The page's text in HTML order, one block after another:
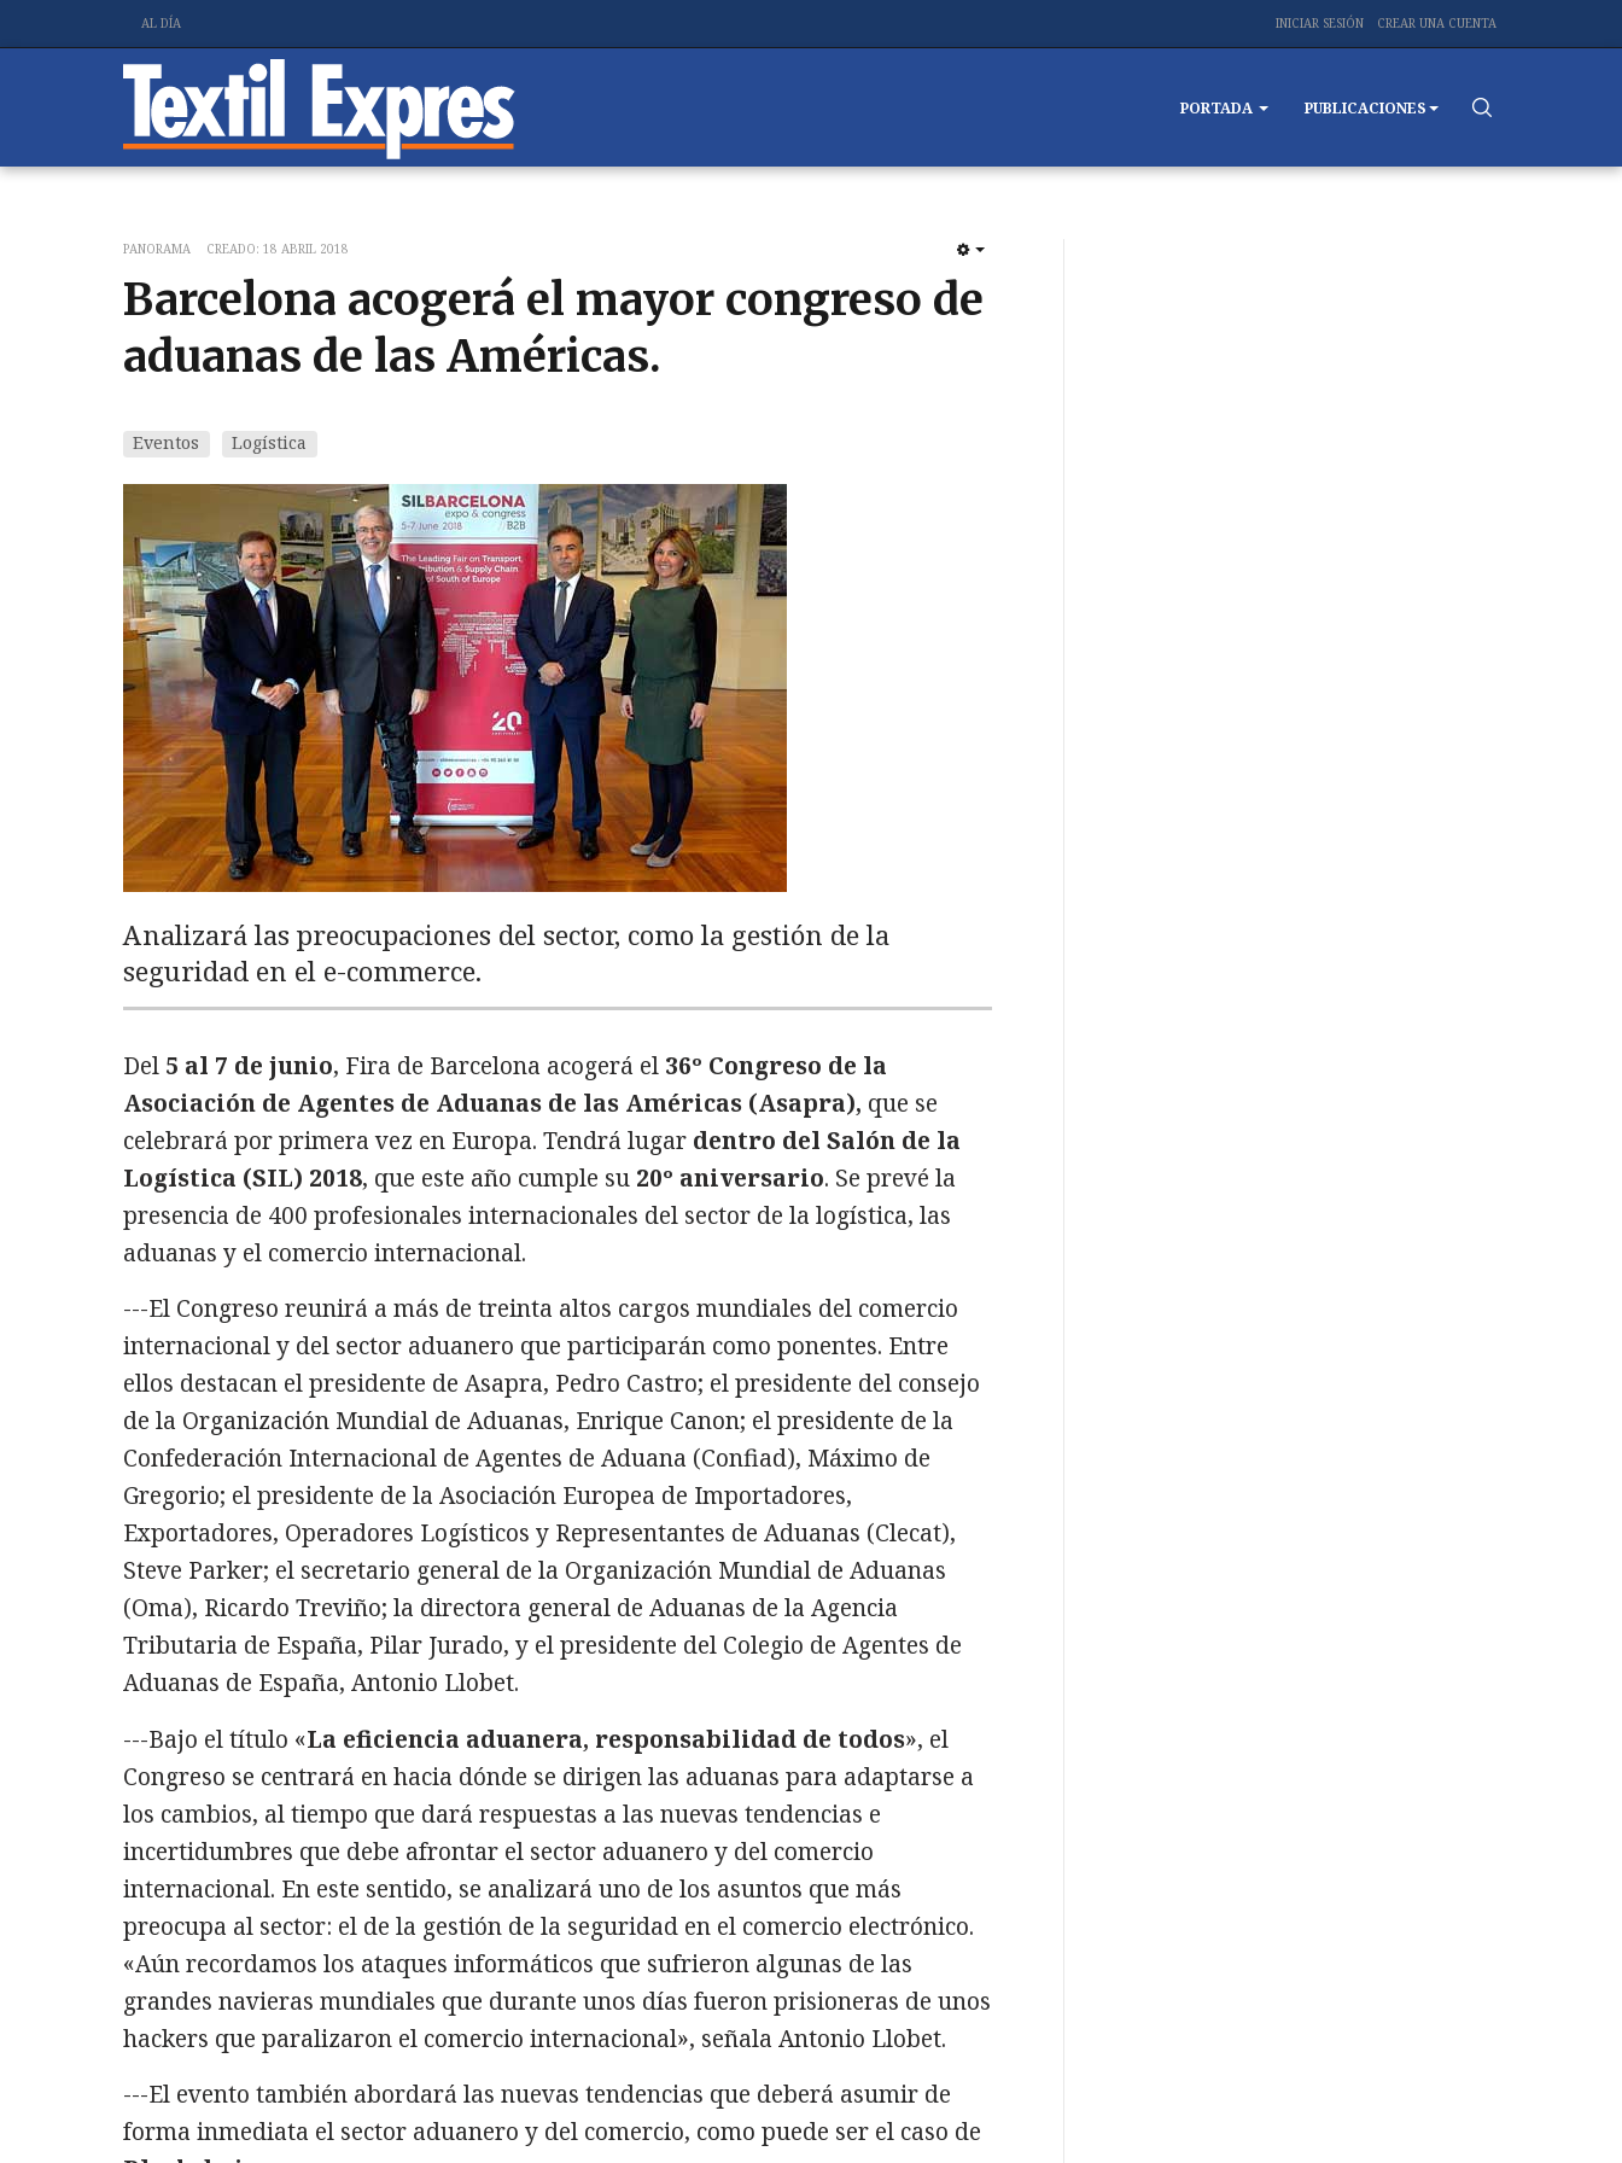
AL DÍA INICIAR SESIÓN CREAR UNA CUENTA
PORTADA PUBLICACIONES
PANORAMA CREADO: 18 ABRIL 2018
Barcelona acogerá el mayor congreso de
aduanas de las Américas.
Eventos Logística
Analizará las preocupaciones del sector, como la gestión de la
seguridad en el e-commerce.
Del 5 al 7 de junio, Fira de Barcelona acogerá el 36º Congreso de la
Asociación de Agentes de Aduanas de las Américas (Asapra), que se
celebrará por primera vez en Europa. Tendrá lugar dentro del Salón de la
Logística (SIL) 2018, que este año cumple su 20º aniversario. Se prevé la
presencia de 400 profesionales internacionales del sector de la logística, las
aduanas y el comercio internacional.
---El Congreso reunirá a más de treinta altos cargos mundiales del comercio
internacional y del sector aduanero que participarán como ponentes. Entre
ellos destacan el presidente de Asapra, Pedro Castro; el presidente del consejo
de la Organización Mundial de Aduanas, Enrique Canon; el presidente de la
Confederación Internacional de Agentes de Aduana (Confiad), Máximo de
Gregorio; el presidente de la Asociación Europea de Importadores,
Exportadores, Operadores Logísticos y Representantes de Aduanas (Clecat),
Steve Parker; el secretario general de la Organización Mundial de Aduanas
(Oma), Ricardo Treviño; la directora general de Aduanas de la Agencia
Tributaria de España, Pilar Jurado, y el presidente del Colegio de Agentes de
Aduanas de España, Antonio Llobet.
---Bajo el título «La eficiencia aduanera, responsabilidad de todos», el
Congreso se centrará en hacia dónde se dirigen las aduanas para adaptarse a
los cambios, al tiempo que dará respuestas a las nuevas tendencias e
incertidumbres que debe afrontar el sector aduanero y del comercio
internacional. En este sentido, se analizará uno de los asuntos que más
preocupa al sector: el de la gestión de la seguridad en el comercio electrónico.
«Aún recordamos los ataques informáticos que sufrieron algunas de las
grandes navieras mundiales que durante unos días fueron prisioneras de unos
hackers que paralizaron el comercio internacional», señala Antonio Llobet.
---El evento también abordará las nuevas tendencias que deberá asumir de
forma inmediata el sector aduanero y del comercio, como puede ser el caso de